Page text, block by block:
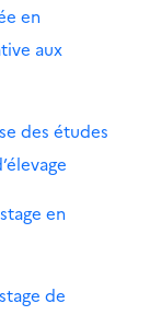
en
aux
des études
en
de